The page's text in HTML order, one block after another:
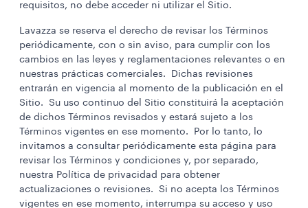
requisitos, no debe acceder ni utilizar el Sitio.
Lavazza se reserva el derecho de revisar los Términos
periódicamente, con o sin aviso, para cumplir con los
cambios en las leyes y reglamentaciones relevantes o en
nuestras prácticas comerciales. Dichas revisiones
entrarán en vigencia al momento de la publicación en el
Sitio. Su uso continuo del Sitio constituirá la aceptación
de dichos Términos revisados y estará sujeto a los
Términos vigentes en ese momento. Por lo tanto, lo
invitamos a consultar periódicamente esta página para
revisar los Términos y condiciones y, por separado,
nuestra Política de privacidad para obtener
actualizaciones o revisiones. Si no acepta los Términos
vigentes en ese momento, interrumpa su acceso y uso